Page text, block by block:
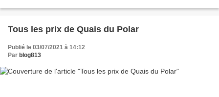
Tous les prix de Quais du Polar
Publié le 03/07/2021 à 14:12
Par blog813